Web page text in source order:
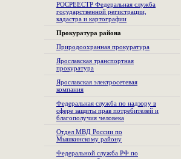
РОСРЕЕСТР Федеральная служба
государственной регистрации,
кадастра и картографии
Прокуратура района
Природоохранная прокуратура
Ярославская транспортная
прокуратура
Ярославская электросетевая
компания
Федеральная служба по надзору в
сфере защиты прав потребителей и
благополучия человека
Отдел МВД России по
Мышкинскому району
Федеральной служба РФ по